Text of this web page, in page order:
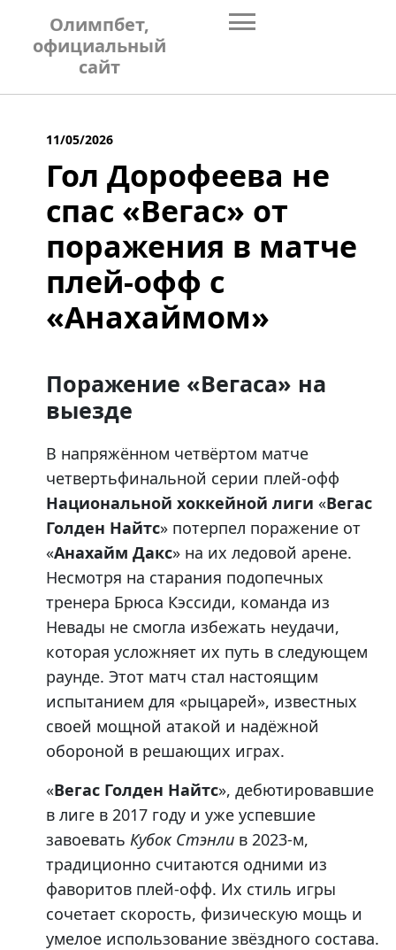
content
Олимпбет,
официальный
сайт
11/05/2026
Гол Дорофеева не
спас «Вегас» от
поражения в матче
плей-офф с
«Анахаймом»
Поражение «Вегаса» на
выезде
В напряжённом четвёртом матче
четвертьфинальной серии плей-офф
Национальной хоккейной лиги «Вегас
Голден Найтс» потерпел поражение от
«Анахайм Дакс» на их ледовой арене.
Несмотря на старания подопечных
тренера Брюса Кэссиди, команда из
Невады не смогла избежать неудачи,
которая усложняет их путь в следующем
раунде. Этот матч стал настоящим
испытанием для «рыцарей», известных
своей мощной атакой и надёжной
обороной в решающих играх.
«Вегас Голден Найтс», дебютировавшие
в лиге в 2017 году и уже успевшие
завоевать Кубок Стэнли в 2023-м,
традиционно считаются одними из
фаворитов плей-офф. Их стиль игры
сочетает скорость, физическую мощь и
умелое использование звёздного состава.